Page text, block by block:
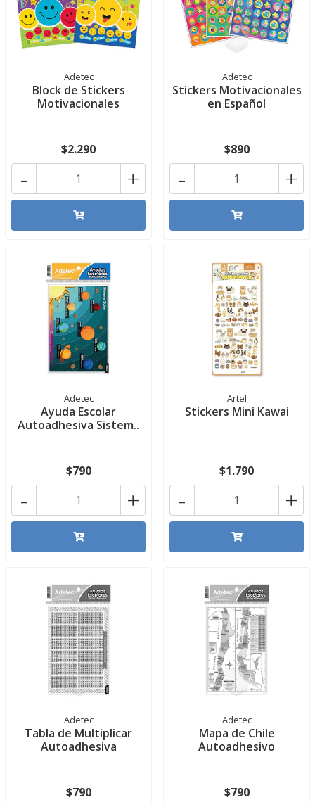
Adetec
Block de Stickers
Motivacionales
$2.290
+
-
Adetec
Stickers Motivacionales
en Español
$890
+
-
Adetec
Ayuda Escolar
Autoadhesiva Sistem..
$790
+
-
Artel
Stickers Mini Kawai
$1.790
+
-
Adetec
Tabla de Multiplicar
Autoadhesiva
$790
Adetec
Mapa de Chile
Autoadhesivo
$790